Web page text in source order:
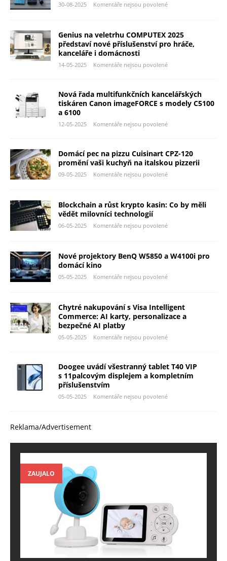
30-08-2025 Komentáře nejsou povolené
Genius na veletrhu COMPUTEX 2025
představí nové příslušenství pro hráče,
kanceláře i domácnosti
14-05-2025 Komentáře nejsou povolené
Nová řada multifunkčních kancelářských
tiskáren Canon imageFORCE s modely C5100
a 6100
12-05-2025 Komentáře nejsou povolené
Domácí pec na pizzu Cuisinart CPZ-120
promění vaši kuchyň na italskou pizzerii
09-05-2025 Komentáře nejsou povolené
Blockchain a růst krypto kasin: Co by měli
vědět milovníci technologií
06-05-2025 Komentáře nejsou povolené
Nové projektory BenQ W5850 a W4100i pro
domácí kino
05-05-2025 Komentáře nejsou povolené
Chytré nakupování s Visa Intelligent
Commerce: AI karty, personalizace a
bezpečné AI platby
05-05-2025 Komentáře nejsou povolené
Doogee uvádí všestranný tablet T40 VIP
s 11palcovým displejem a kompletním
příslušenstvím
05-05-2025 Komentáře nejsou povolené
Reklama/Advertisement
ZAUJALO